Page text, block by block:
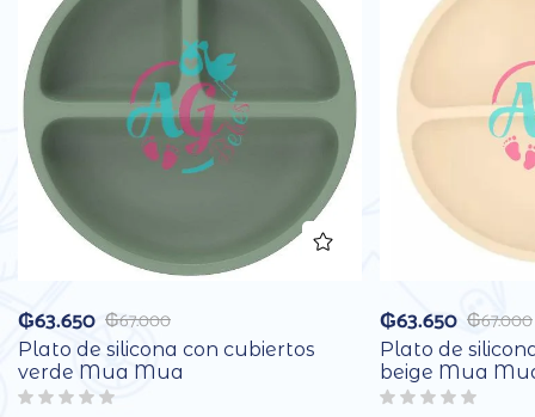
₲67.000
₲63.650
Plato de silicona con cubiertos
verde Mua Mua
₲67.000
₲63.650
Plato de
beige Mua